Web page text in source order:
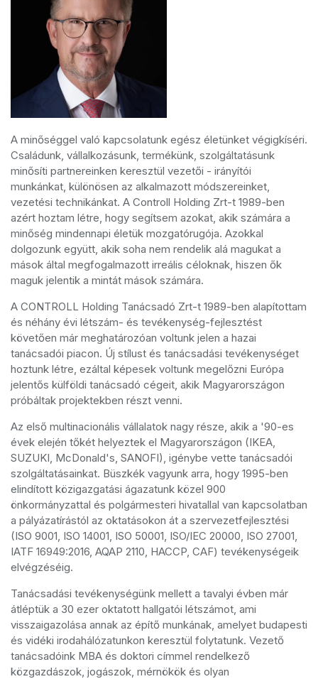
A minőséggel való kapcsolatunk egész életünket végigkíséri.
Családunk, vállalkozásunk, termékünk, szolgáltatásunk
minősíti partnereinken keresztül vezetői - irányítói
munkánkat, különösen az alkalmazott módszereinket,
vezetési technikánkat. A Controll Holding Zrt-t 1989-ben
azért hoztam létre, hogy segítsem azokat, akik számára a
minőség mindennapi életük mozgatórugója. Azokkal
dolgozunk együtt, akik soha nem rendelik alá magukat a
mások által megfogalmazott irreális céloknak, hiszen ők
maguk jelentik a mintát mások számára.
A CONTROLL Holding Tanácsadó Zrt-t 1989-ben alapítottam
és néhány évi létszám- és tevékenység-fejlesztést
követően már meghatározóan voltunk jelen a hazai
tanácsadói piacon. Új stílust és tanácsadási tevékenységet
hoztunk létre, ezáltal képesek voltunk megelőzni Európa
jelentős külföldi tanácsadó cégeit, akik Magyarországon
próbáltak projektekben részt venni.
Az első multinacionális vállalatok nagy része, akik a '90-es
évek elején tőkét helyeztek el Magyarországon (IKEA,
SUZUKI, McDonald's, SANOFI), igénybe vette tanácsadói
szolgáltatásainkat. Büszkék vagyunk arra, hogy 1995-ben
elindított közigazgatási ágazatunk közel 900
önkormányzattal és polgármesteri hivatallal van kapcsolatban
a pályázatírástól az oktatásokon át a szervezetfejlesztési
(ISO 9001, ISO 14001, ISO 50001, ISO/IEC 20000, ISO 27001,
IATF 16949:2016, AQAP 2110, HACCP, CAF) tevékenységeik
elvégzéséig.
Tanácsadási tevékenységünk mellett a tavalyi évben már
átléptük a 30 ezer oktatott hallgatói létszámot, ami
visszaigazolása annak az építő munkának, amelyet budapesti
és vidéki irodahálózatunkon keresztül folytatunk. Vezető
tanácsadóink MBA és doktori címmel rendelkező
közgazdászok, jogászok, mérnökök és olyan